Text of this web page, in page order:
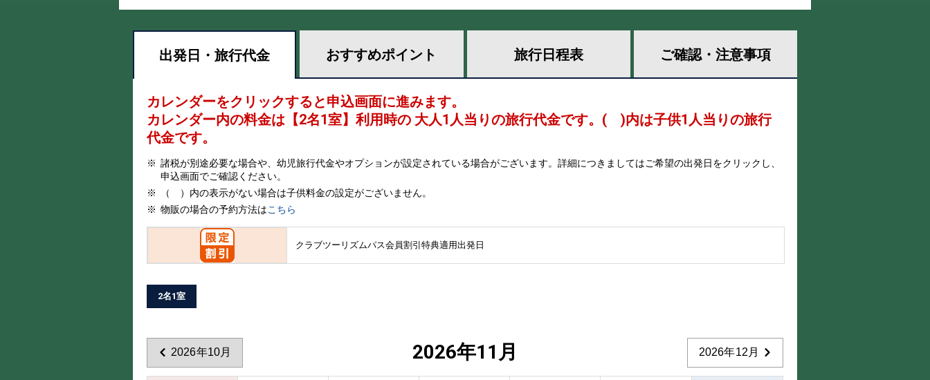
出発日・ 旅行代金 おすすめポイント 旅行日程表 ご確認・ 注意事項
カレンダーをクリックすると申込画面に進みます。
カレンダー内の料金は 【2名1室】利用時の 大人1人当りの旅行代金です。 ( )内は子供1人当りの旅行
代金です。
諸税が別途必要な場合や、幼児旅行代金やオプションが設定されている場合がございます。詳細につきましてはご希望の出発日をクリックし、
申込画面でご確認ください。
（ ）内の表示がない場合は子供料金の設定がございません。
物販の場合の予約方法はこちら
クラブツーリズムパス会員割引特典適用出発日
2名1室
2026年10月 2026年11月 2026年12月